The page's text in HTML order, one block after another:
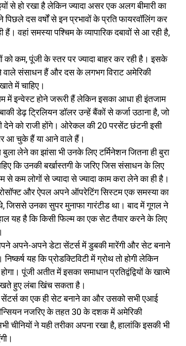
से हो रखा है लेकिन ज्यादा असर एक अलग बीमारी का
दस वर्षों से इन प्रभावों के प्रति फायरवॉलिंग कर
वहां समस्या पश्चिम के व्यापारिक दबावों से आ रही है,
कम, पूंजी के स्तर पर ज्यादा बाहर कर रही है। इसके
संसाधन हैं और दस के लगभग विराट अमेरिकी
में चाहिए।
इन्वेस्ट होने जरूरी हैं लेकिन इसका आधा ही इंतजाम
डेढ़ ट्रिलियन डॉलर उन्हें बैंकों से कर्जा उठाना है, जो
को राजी होंगे। ओरेकल की 20 परसेंट छंटनी इसी
आ चुके हैं या आने वाले हैं।
बुला लेने का झांसा भी उनके लिए टर्मिनेशन जितना ही बुरा
कि उनकी बर्खास्तगी के जरिए जिस संसाधन के लिए
से कम लोगों से ज्यादा से ज्यादा काम करा लेने का ही है।
और ऐपल अपने ऑपरेटिंग सिस्टम एक समस्या का
जिससे उनका सुपर मुनाफा गारंटीड था। बाद में गूगल ने
यह है कि किसी फिल्म का एक सेट तैयार करने के लिए
अपने-अपने डेटा सेंटर्स में डुबकी मारेंगी और सेट बनाने
यह कि प्रोडक्टिविटी में ग्रोथ तो होगी लेकिन
पूंजी अतीत में इसका समाधान प्रतिद्वंद्वियों के खात्मे
हुए लंबा खिंच सकता है।
सेंटर्स का एक ही सेट बनाने का और उसको सभी एआई
नजरिए के तहत 30 के दशक में अमेरिकी
चीनियों ने यही तरीका अपना रखा है, हालांकि इसकी भी